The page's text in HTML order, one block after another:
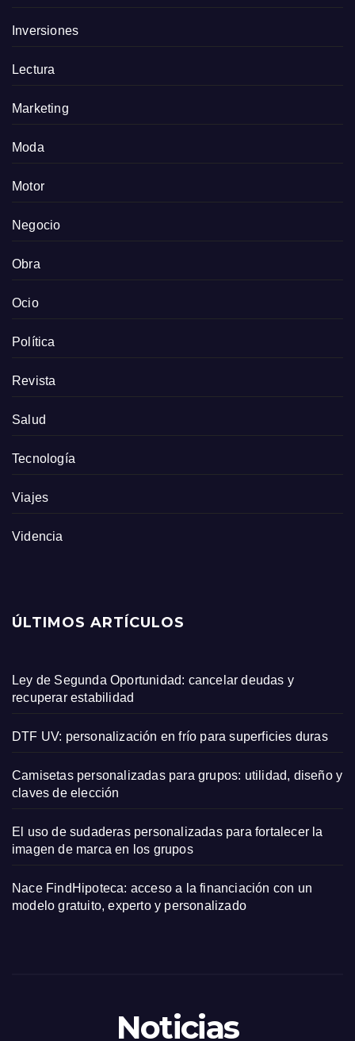
Inversiones
Lectura
Marketing
Moda
Motor
Negocio
Obra
Ocio
Política
Revista
Salud
Tecnología
Viajes
Videncia
ÚLTIMOS ARTÍCULOS
Ley de Segunda Oportunidad: cancelar deudas y
recuperar estabilidad
DTF UV: personalización en frío para superficies duras
Camisetas personalizadas para grupos: utilidad, diseño y
claves de elección
El uso de sudaderas personalizadas para fortalecer la
imagen de marca en los grupos
Nace FindHipoteca: acceso a la financiación con un
modelo gratuito, experto y personalizado
Noticias